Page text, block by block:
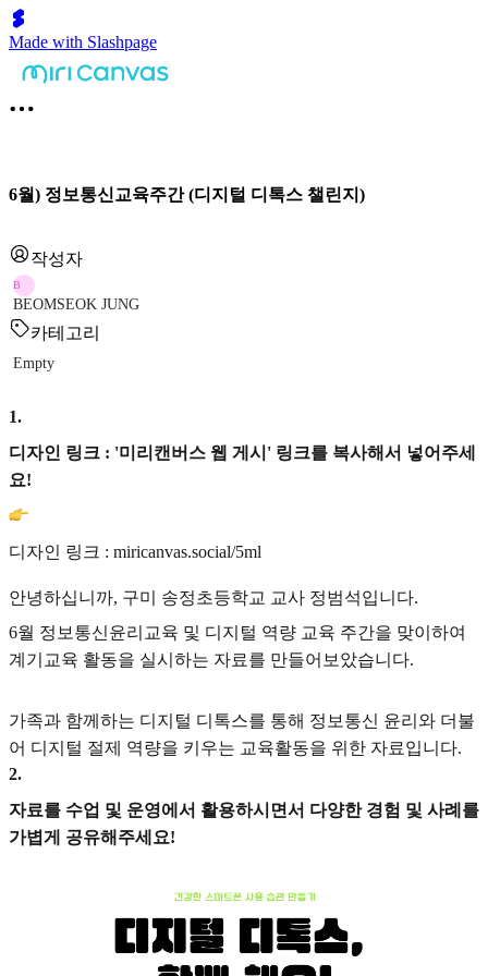
Made with Slashpage
6월) 정보통신교육주간 (디지털 디톡스 챌린지)
작성자
B
BEOMSEOK JUNG
카테고리
Empty
1.
디자인 링크 : '미리캔버스 웹 게시' 링크를 복사해서 넣어주세
요!
디자인 링크 : miricanvas.social/5ml
안녕하십니까, 구미 송정초등학교 교사 정범석입니다.
6월 정보통신윤리교육 및 디지털 역량 교육 주간을 맞이하여
계기교육 활동을 실시하는 자료를 만들어보았습니다.
가족과 함께하는 디지털 디톡스를 통해 정보통신 윤리와 더불
어 디지털 절제 역량을 키우는 교육활동을 위한 자료입니다.
2.
자료를 수업 및 운영에서 활용하시면서 다양한 경험 및 사례를
가볍게 공유해주세요!